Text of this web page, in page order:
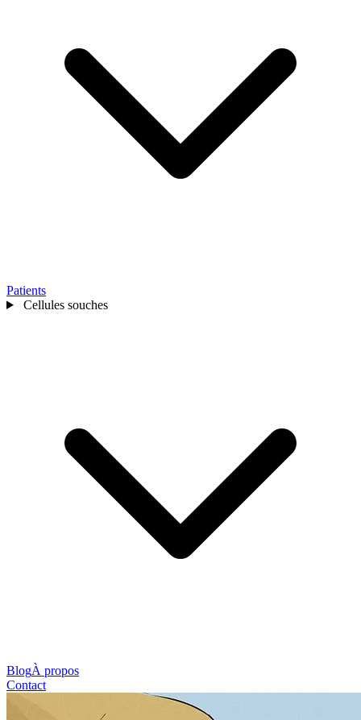
Patients
Cellules souches
BlogÀ propos
Contact